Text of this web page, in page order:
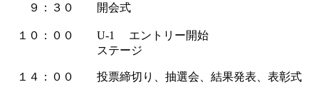
９：３０ 開会式
１０：００ U-1 エントリー開始
ステージ
１４：００ 投票締切り、抽選会、結果発表、表彰式